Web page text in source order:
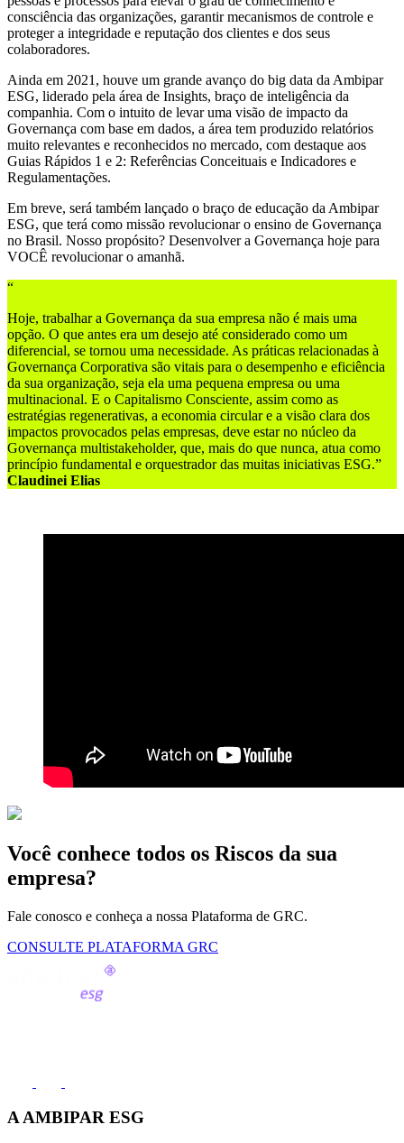
consciência das organizações, garantir mecanismos de controle e
proteger a integridade e reputação dos clientes e dos seus
colaboradores.
Ainda em 2021, houve um grande avanço do big data da Ambipar
ESG, liderado pela área de Insights, braço de inteligência da
companhia. Com o intuito de levar uma visão de impacto da
Governança com base em dados, a área tem produzido relatórios
muito relevantes e reconhecidos no mercado, com destaque aos
Guias Rápidos 1 e 2: Referências Conceituais e Indicadores e
Regulamentações.
Em breve, será também lançado o braço de educação da Ambipar
ESG, que terá como missão revolucionar o ensino de Governança
no Brasil. Nosso propósito? Desenvolver a Governança hoje para
VOCÊ revolucionar o amanhã.
“
Hoje, trabalhar a Governança da sua empresa não é mais uma
opção. O que antes era um desejo até considerado como um
diferencial, se tornou uma necessidade. As práticas relacionadas à
Governança Corporativa são vitais para o desempenho e eficiência
da sua organização, seja ela uma pequena empresa ou uma
multinacional. E o Capitalismo Consciente, assim como as
estratégias regenerativas, a economia circular e a visão clara dos
impactos provocados pelas empresas, deve estar no núcleo da
Governança multistakeholder, que, mais do que nunca, atua como
princípio fundamental e orquestrador das muitas iniciativas ESG.”
Claudinei Elias
Você conhece todos os Riscos da sua
empresa?
Fale conosco e conheça a nossa Plataforma de GRC.
CONSULTE PLATAFORMA GRC
A AMBIPAR ESG